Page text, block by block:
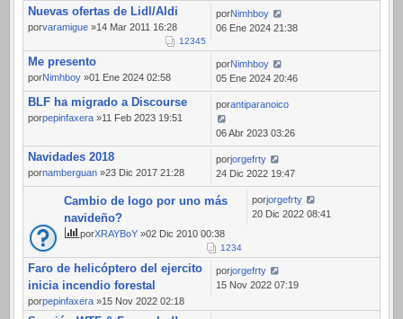
Nuevas ofertas de Lidl/Aldi
porvaramigue »14 Mar 2011 16:28
12345
porNimhboy
06 Ene 2024 21:38
Me presento
porNimhboy »01 Ene 2024 02:58
porNimhboy
05 Ene 2024 20:46
BLF ha migrado a Discourse
porpepinfaxera »11 Feb 2023 19:51
porantiparanoico
06 Abr 2023 03:26
Navidades 2018
pornamberguan »23 Dic 2017 21:28
porjorgefrty
24 Dic 2022 19:47
Cambio de logo por uno más
navideño?
porXRAYBoY »02 Dic 2010 00:38
1234
porjorgefrty
20 Dic 2022 08:41
Faro de helicóptero del ejercito
inicia incendio forestal
porpepinfaxera »15 Nov 2022 02:18
porjorgefrty
15 Nov 2022 07:19